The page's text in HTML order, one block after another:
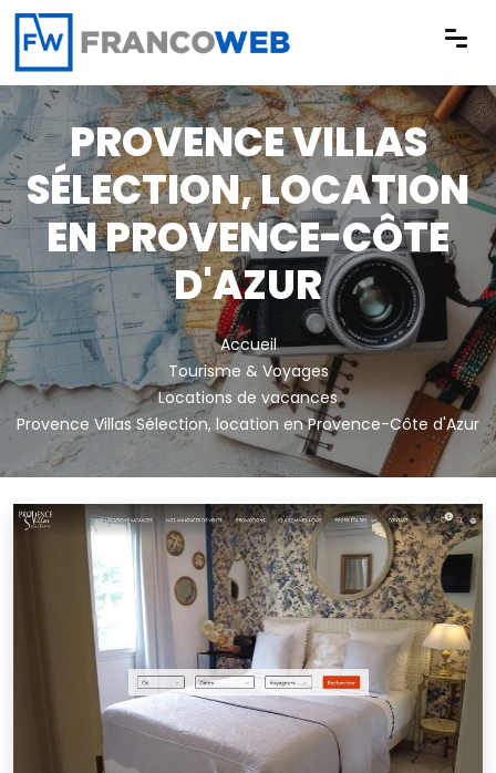
Panneau de gestion des cookies
PROVENCE VILLAS
SÉLECTION, LOCATION
EN PROVENCE-CÔTE
D'AZUR
Accueil
Tourisme & Voyages
Locations de vacances
Provence Villas Sélection, location en Provence-Côte d'Azur